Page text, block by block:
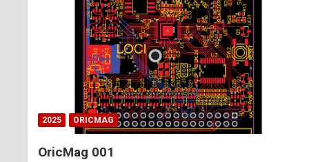
2025 ORICMAG
OricMag 001